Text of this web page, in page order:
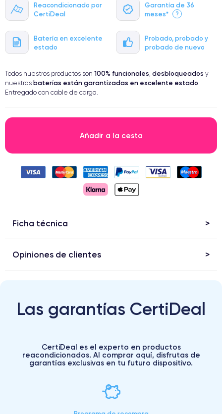
Reacondicionado por
CertiDeal
Garantía de 36
meses*
?
Batería en excelente
estado
Probado, probado y
probado de nuevo
Todos nuestros productos son 100% funcionales, desbloqueados y
nuestras baterías están garantizadas en excelente estado.
Entregado con cable de carga.
Añadir a la cesta
Ficha técnica
Opiniones de clientes
Las garantías CertiDeal
CertiDeal es el experto en productos
reacondicionados. Al comprar aquí, disfrutas de
garantías exclusivas en tu futuro dispositivo.